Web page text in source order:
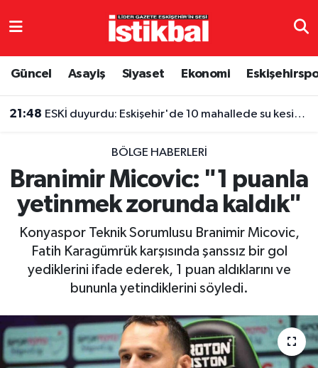
Güncel Asayiş Siyaset Ekonomi
21:48 ESKİ duyurdu: Eskişehir'de 10 mahallede su kesintisi
BÖLGE HABERLERI
Branimir Micovic: "1 puanla
yetinmek zorunda kaldık"
Konyaspor Teknik Sorumlusu Branimir Micovic,
Fatih Karagümrük karşısında şanssız bir gol
yediklerini ifade ederek, 1 puan aldıklarını ve
bununla yetindiklerini söyledi.
Eskişehirspor
Spor
Eğitim
Ekonomi
Yaşam
Eskişehir Nöbetçi Eczaneler
TFF 3.Lig 4.Grup Puan Durumu ve Fikstür
Tüm Manşetler
Son Dakika Haberleri